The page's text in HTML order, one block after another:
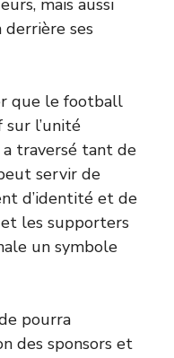
ses
que le football
l’unité
a traversé tant de
servir de
d’identité et de
les supporters
un symbole
pourra
des sponsors et